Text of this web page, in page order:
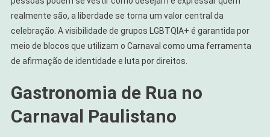
realmente são, a liberdade se torna um valor central da
celebração. A visibilidade de grupos LGBTQIA+ é garantida por
meio de blocos que utilizam o Carnaval como uma ferramenta
de afirmação de identidade e luta por direitos.
Gastronomia de Rua no
Carnaval Paulistano